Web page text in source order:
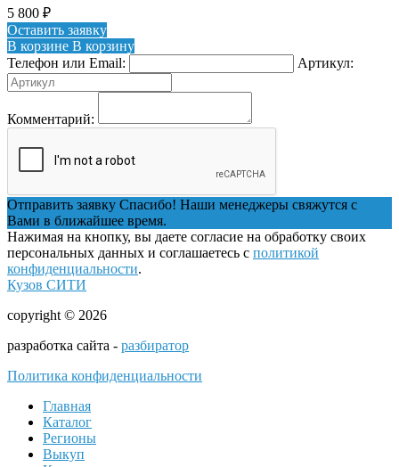
5 800 ₽
Оставить заявку
В корзине В корзину
Телефон или Email:
Артикул:
Комментарий:
Отправить заявку Спасибо! Наши менеджеры свяжутся с
Вами в ближайшее время.
Нажимая на кнопку, вы даете согласие на обработку своих
персональных данных и соглашаетесь с политикой
конфиденциальности.
Кузов СИТИ
copyright © 2026
разработка сайта - разбиратор
Политика конфиденциальности
Главная
Каталог
Регионы
Выкуп